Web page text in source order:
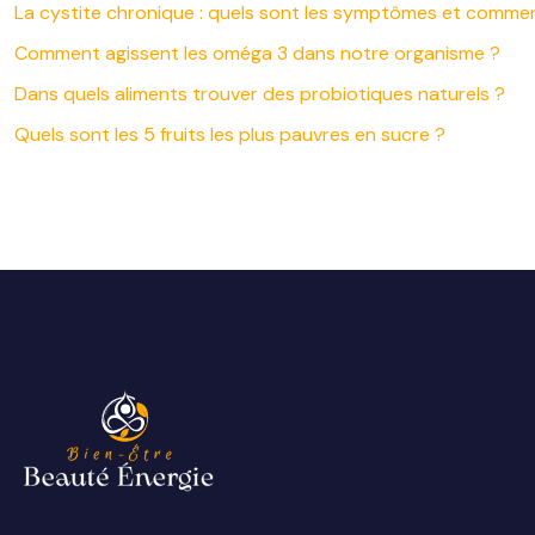
La cystite chronique : quels sont les symptômes et
Comment agissent les oméga 3 dans notre organisme ?
Dans quels aliments trouver des probiotiques naturels ?
Quels sont les 5 fruits les plus pauvres en sucre ?